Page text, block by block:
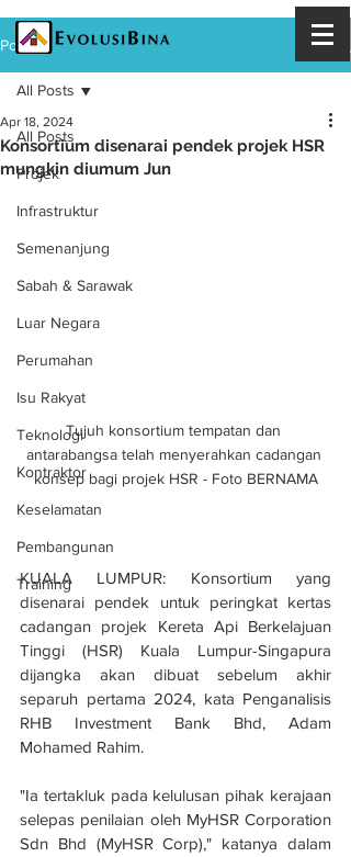
Post
All Posts
Projek
Infrastruktur
Semenanjung
Sabah & Sarawak
Luar Negara
Perumahan
Isu Rakyat
Teknologi
Kontraktor
Keselamatan
Pembangunan
Training
All Posts
Konsortium disenarai pendek projek HSR
mungkin diumum Jun
Apr 18, 2024
Tujuh konsortium tempatan dan
antarabangsa telah menyerahkan cadangan
konsep bagi projek HSR - Foto BERNAMA
KUALA LUMPUR: Konsortium yang
disenarai pendek untuk peringkat kertas
cadangan projek Kereta Api Berkelajuan
Tinggi (HSR) Kuala Lumpur-Singapura
dijangka akan dibuat sebelum akhir
separuh pertama 2024, kata Penganalisis
RHB Investment Bank Bhd, Adam
Mohamed Rahim.
"Ia tertakluk pada kelulusan pihak kerajaan
selepas penilaian oleh MyHSR Corporation
Sdn Bhd (MyHSR Corp)," katanya dalam